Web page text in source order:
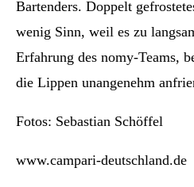
Bartenders. Doppelt
wenig Sinn, weil es zu
Erfahrung des nomy-Teams,
die Lippen unangenehm
Fotos: Sebastian Schöffel
www.campari-deutschland.de